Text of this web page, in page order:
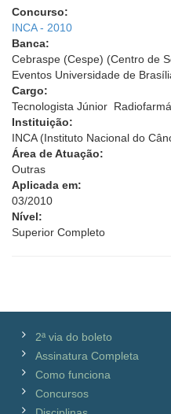
Concurso:
INCA - 2010
Banca:
Cebraspe (Cespe) (Centro de
Eventos Universidade de
Cargo:
Tecnologista Júnior 
Instituição:
INCA (Instituto Nacional do
Área de Atuação:
Outras
Aplicada em:
03/2010
Nível:
Superior Completo
2ª via do boleto
Assinatura Completa
Como funciona
Concursos